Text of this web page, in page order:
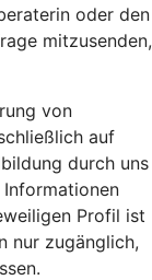
oder den
mitzusenden,
von
auf
durch uns
Profil ist
nur zugänglich,